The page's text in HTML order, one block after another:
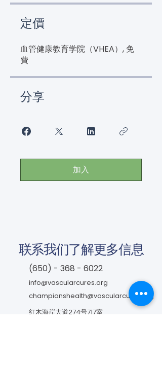
定價
血管健康教育学院（VHEA）, 免
費
分享
加入
联系我们了解更多信息
(650) - 368 - 6022
info@vascularcures.org
championshealth@vascularcures.org
红木海岸大道274号717室